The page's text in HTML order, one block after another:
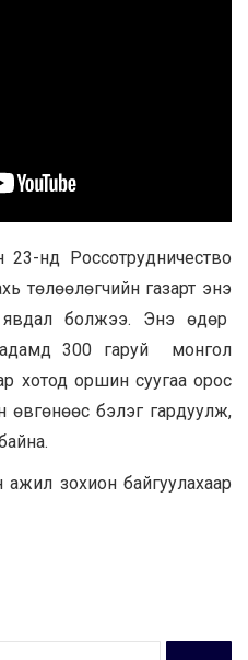
нд Россотрудничество
төлөөлөгчийн газарт энэ
болжээ. Энэ өдөр
300 гаруй монгол
хотод оршин суугаа орос
өвгөнөөс бэлэг гардуулж,
зохион байгуулахаар